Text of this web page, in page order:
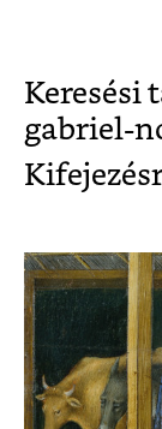
Keresési
gabriel-